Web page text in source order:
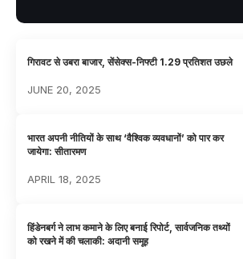
गिरावट से उबरा बाजार, सेंसेक्स-निफ्टी 1.29 प्रतिशत उछले
JUNE 20, 2025
भारत अपनी नीतियों के साथ ‘वैश्विक व्यवधानों’ को पार कर
जायेगा: सीतारमण
APRIL 18, 2025
हिंडेनबर्ग ने लाभ कमाने के लिए बनाई रिपोर्ट, सार्वजनिक तथ्यों
को रखने में की चलाकी: अदानी समूह